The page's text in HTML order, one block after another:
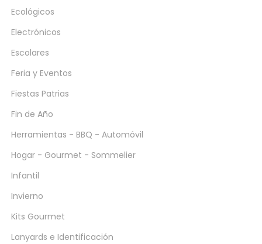
Ecológicos
Electrónicos
Escolares
Feria y Eventos
Fiestas Patrias
Fin de Año
Herramientas - BBQ - Automóvil
Hogar - Gourmet - Sommelier
Infantil
Invierno
Kits Gourmet
Lanyards e Identificación